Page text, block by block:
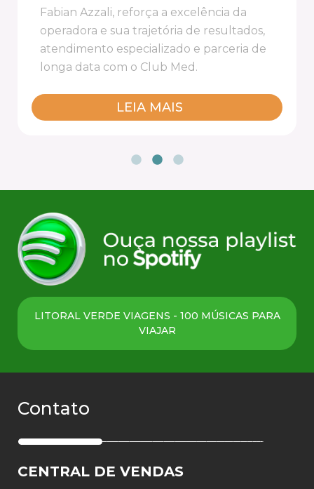
Fabian Azzali, reforça a excelência da
operadora e sua trajetória de resultados,
atendimento especializado e parceria de
longa data com o Club Med.
LEIA MAIS
LITORAL VERDE VIAGENS - 100 MÚSICAS PARA
VIAJAR
Contato
CENTRAL DE VENDAS